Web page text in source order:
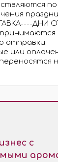
по
ДНИ
отправки.
или
с